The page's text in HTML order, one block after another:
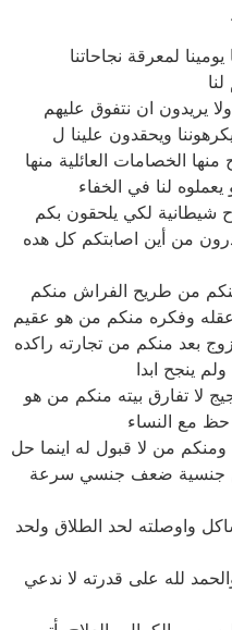
لمعرقة نجاحاتنا
يريدون ان نتفوق عليهم
ويحقدون علينا ل
الخصامات العائلية منها
لنا في الخفاء
شيطانية لكي يلحقون بكم
من أين اصابتكم كل هده
من طريح الفراش منكم
وفكره منكم من هو عقيم
بعد منكم من تجارته راكده
ينجح ابدا
لا تفارق بيته منكم من هو
مع النساء
من لا قبول له اينما حل
جنسية ضعف جنسي سرعة
واوصلته لحد الطلاق ولحد
لله على قدرته لا ندعي